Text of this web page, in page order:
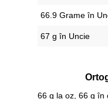
66.9 Grame în
67 g în Uncie
66 g la oz, 66 g în